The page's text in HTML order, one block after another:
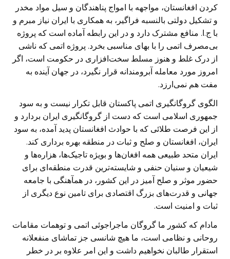
کردن افغانستان، مواجهه با امواج پناهندگان و سیل مواد مخدر
و تشکیل دولتی بالنسبه فراگیر، به همکاری با ایران نیاز مبرم و
با ج.ا. منافع مشترک دارد و در این رابطه آماده است که پروژه
بی‌مصرف اتمی را با بهای مناسبی بخرد. پروژه اتمی که ناشی
از درک غلط و هنوز مسلط سخت‌افزاری در حکومت است، اگر
امروز مورد معامله آبرومندانه قرار نگیرد، در جهان آینده به
مفت هم نمی‌ارزد.
الگوی گروگانگیری اتمی پاکستان قابل تکرار نیست و به سود
جمهوری اسلامی است که دست از گروگانگیری ایران بردارد و
از این فرصت طلائی که با حوادث افغانستان پدید آمده، به سود
ایران، افغانستان و صلح و ثبات در منطقه بهره برداری کند.
ایران متحد طبیعی همه افغان‌ها و بویژه تاجیک‌ها، هزاره‌ها و
شیعیان و سنیان حنفی و شایسته‌ترین قدرت منطقه‌ای برای
حضور موثر و صلح آمیز در این کشور، در همآهنگی با جامعه
جهانی و قدرت‌های بزرگ اقتصادی برای تامین نوع دیگری از
ثبات و امنیت است.
مادام که کشور ما گروگان ماجراجوئی اتمی و توهمات مقامات
روحانی و نظامی است، ما هیچ شانسی جز تماشای منفعلانه
استقرار طالبان نخواهیم داشت و این امر علاوه بر در خطر